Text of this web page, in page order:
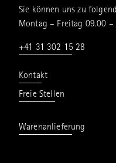
Sie können uns zu
Montag – Freitag 09.00
+41 31 302 15 28
Kontakt
Freie Stellen
Warenanlieferung